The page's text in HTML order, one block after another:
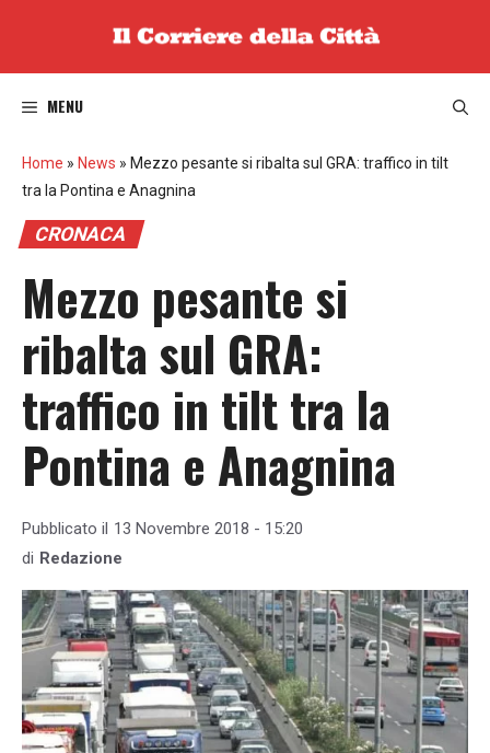
MENU
Home » News » Mezzo pesante si ribalta sul GRA: traffico in tilt
tra la Pontina e Anagnina
CRONACA
Mezzo pesante si
ribalta sul GRA:
traffico in tilt tra la
Pontina e Anagnina
Pubblicato il 13 Novembre 2018 - 15:20
di Redazione